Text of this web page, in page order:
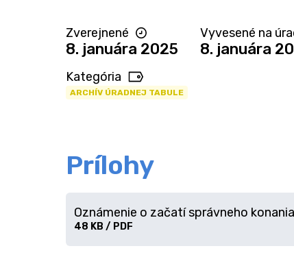
Zverejnené
8. januára 2025
Vyvesené na
8. januára
Kategória
ARCHÍV ÚRADNEJ TABULE
Prílohy
Stiahnuť
Oznámenie o začatí správneho
48 KB / PDF